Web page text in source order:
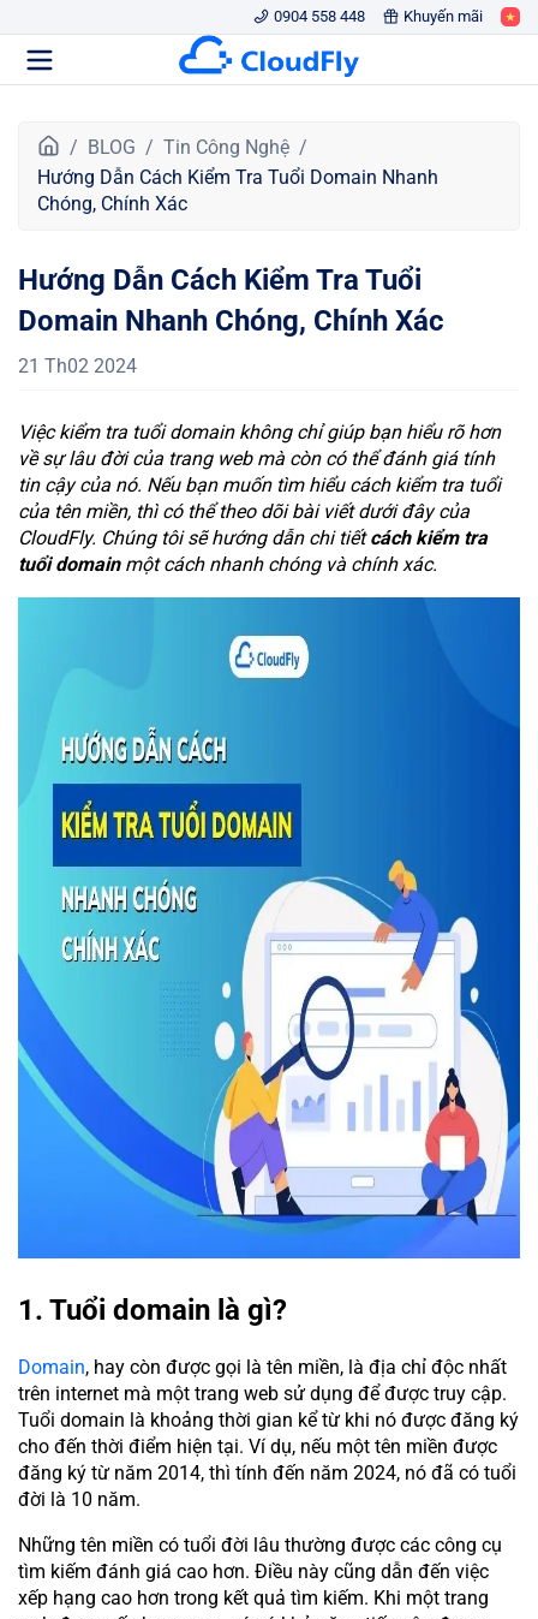
0904 558 448 Khuyến mãi
r
a
c
ủ
BLOG
Tin Công Nghệ
Hướng Dẫn Cách Kiểm Tra Tuổi Domain Nhanh
Chóng, Chính Xác
Hướng Dẫn Cách Kiểm Tra Tuổi
Domain Nhanh Chóng, Chính Xác
21 Th02 2024
Việc kiểm tra tuổi domain không chỉ giúp bạn hiểu rõ hơn
về sự lâu đời của trang web mà còn có thể đánh giá tính
tin cậy của nó. Nếu bạn muốn tìm hiểu cách kiểm tra tuổi
của tên miền, thì có thể theo dõi bài viết dưới đây của
CloudFly. Chúng tôi sẽ hướng dẫn chi tiếtcách kiểm tra
tuổi domainmột cách nhanh chóng và chính xác.
1. Tuổi domain là gì?
Domain, hay còn được gọi là tên miền, là địa chỉ độc nhất
trên internet mà một trang web sử dụng để được truy cập.
Tuổi domain là khoảng thời gian kể từ khi nó được đăng ký
cho đến thời điểm hiện tại. Ví dụ, nếu một tên miền được
đăng ký từ năm 2014, thì tính đến năm 2024, nó đã có tuổi
đời là 10 năm.
Những tên miền có tuổi đời lâu thường được các công cụ
tìm kiếm đánh giá cao hơn. Điều này cũng dẫn đến việc
xếp hạng cao hơn trong kết quả tìm kiếm. Khi một trang